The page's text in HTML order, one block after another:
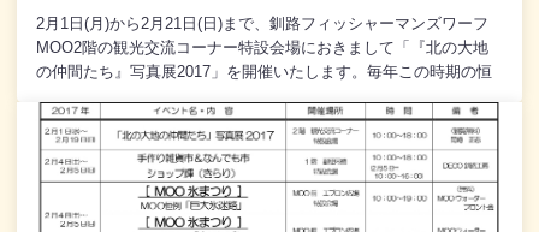
2月1日(月)から2月21日(日)まで、釧路フィッシャーマンズワーフ
MOO2階の観光交流コーナー特設会場におきまして「『北の大地
の仲間たち』写真展2017」を開催いたします。毎年この時期の恒
住のアマチュア写真家・岡崎正志さんが四季を通して撮影してき
た北海道・道東に住む野生の動物たちや風景など、自然の魅力あ
ふれる美しい写真を展示いたします。観覧は無料となっておりま
す。どうぞ皆様、お誘い合わせのうえ、お越しくださいませ。